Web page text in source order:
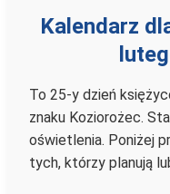
Kalendarz
To 25-y dzień
znaku Koziorożec.
oświetlenia. Poniżej
tych, którzy planują